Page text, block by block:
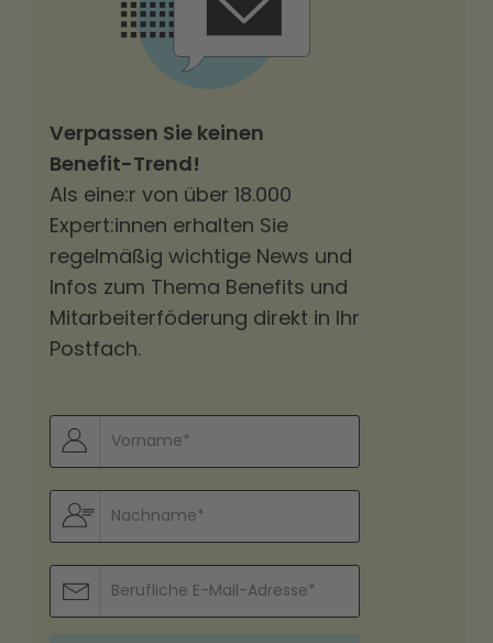
Verpassen Sie keinen
Benefit-Trend!
Als eine:r von über 18.000
Expert:innen erhalten Sie
regelmäßig wichtige News und
Infos zum Thema Benefits und
Mitarbeiterföderung direkt in Ihr
Postfach.